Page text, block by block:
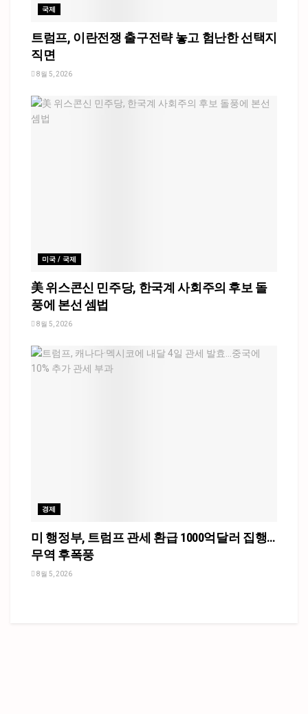
국제
트럼프, 이란전쟁 출구전략 놓고 험난한 선택지
직면
8월 5, 2026
미국 / 국제
美 위스콘신 민주당, 한국계 사회주의 후보 돌
풍에 본선 셈법
8월 5, 2026
경제
미 행정부, 트럼프 관세 환급 1000억달러 집행…
무역 후폭풍
8월 5, 2026